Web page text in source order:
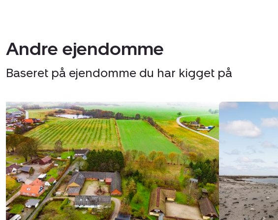
Andre ejendomme
Baseret på ejendomme du har kigget på
Landejendom:
Gl
Hammelvej
10,
Voldby,
8450
Hammel
Landejendom:
Nørskovvej
2,
7790
Thyholm